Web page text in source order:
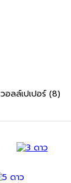
วอลล์เปเปอร์ (8)